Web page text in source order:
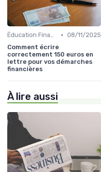
Éducation Financière • 08/11/2025
Comment écrire
correctement 150 euros en
lettre pour vos démarches
financières
À lire aussi